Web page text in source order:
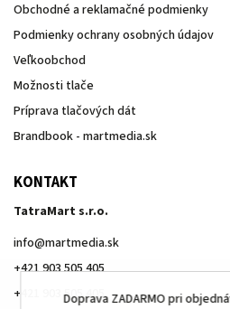
Doprava ZADARMO pri
Obchodné a reklamačné podmienky
Podmienky ochrany osobných údajov
Veľkoobchod
Možnosti tlače
Príprava tlačových dát
Brandbook - martmedia.sk
KONTAKT
TatraMart s.r.o.
info@martmedia.sk
+421 903 505 405
+421 903 505 405